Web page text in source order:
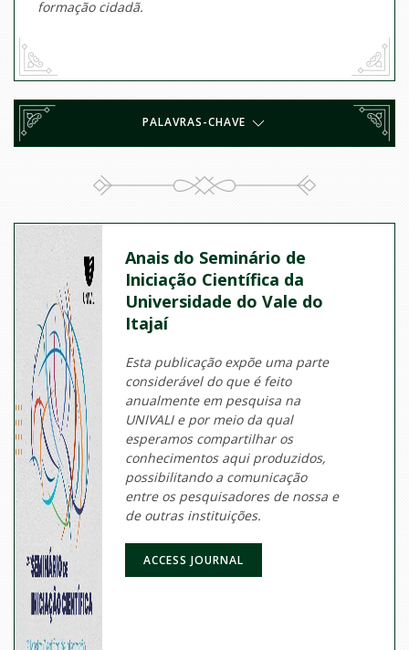
formação cidadã.
PALAVRAS-CHAVE
Anais do Seminário de
Iniciação Científica da
Universidade do Vale do
Itajaí
Esta publicação expõe uma parte
considerável do que é feito
anualmente em pesquisa na
UNIVALI e por meio da qual
esperamos compartilhar os
conhecimentos aqui produzidos,
possibilitando a comunicação
entre os pesquisadores de nossa e
de outras instituições.
ACCESS JOURNAL